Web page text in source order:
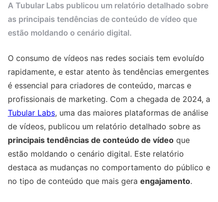
A Tubular Labs publicou um relatório detalhado sobre
as principais tendências de conteúdo de vídeo que
estão moldando o cenário digital.
O consumo de vídeos nas redes sociais tem evoluído
rapidamente, e estar atento às tendências emergentes
é essencial para criadores de conteúdo, marcas e
profissionais de marketing. Com a chegada de 2024, a
Tubular Labs, uma das maiores plataformas de análise
de vídeos, publicou um relatório detalhado sobre as
principais tendências de conteúdo de vídeo que
estão moldando o cenário digital. Este relatório
destaca as mudanças no comportamento do público e
no tipo de conteúdo que mais gera engajamento.